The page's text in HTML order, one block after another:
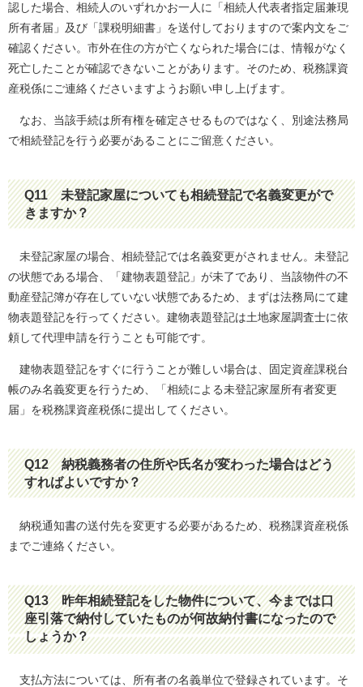
認した場合、相続人のいずれかお一人に「相続人代表者指定届兼現
所有者届」及び「課税明細書」を送付しておりますので案内文をご
確認ください。市外在住の方が亡くなられた場合には、情報がなく
死亡したことが確認できないことがあります。そのため、税務課資
産税係にご連絡くださいますようお願い申し上げます。
なお、当該手続は所有権を確定させるものではなく、別途法務局
で相続登記を行う必要があることにご留意ください。
Q11未登記家屋についても相続登記で名義変更がで
きますか？
未登記家屋の場合、相続登記では名義変更がされません。未登記
の状態である場合、「建物表題登記」が未了であり、当該物件の不
動産登記簿が存在していない状態であるため、まずは法務局にて建
物表題登記を行ってください。建物表題登記は土地家屋調査士に依
頼して代理申請を行うことも可能です。
建物表題登記をすぐに行うことが難しい場合は、固定資産課税台
帳のみ名義変更を行うため、「相続による未登記家屋所有者変更
届」を税務課資産税係に提出してください。
Q12納税義務者の住所や氏名が変わった場合はどう
すればよいですか？
納税通知書の送付先を変更する必要があるため、税務課資産税係
までご連絡ください。
Q13昨年相続登記をした物件について、今までは口
座引落で納付していたものが何故納付書になったので
しょうか？
支払方法については、所有者の名義単位で登録されています。そ